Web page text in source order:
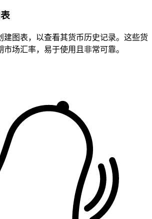
建图表，以查看其货币历史记录。这些货
场汇率，易于使用且非常可靠。